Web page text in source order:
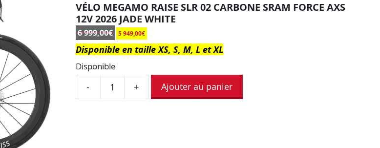
VÉLO MEGAMO RAISE SLR 02 CARBONE SRAM FORCE AXS
12V 2026 JADE WHITE
6 999,00€ 5 949,00€
Disponible en taille XS, S, M, L et XL
Disponible
- + Ajouter au panier